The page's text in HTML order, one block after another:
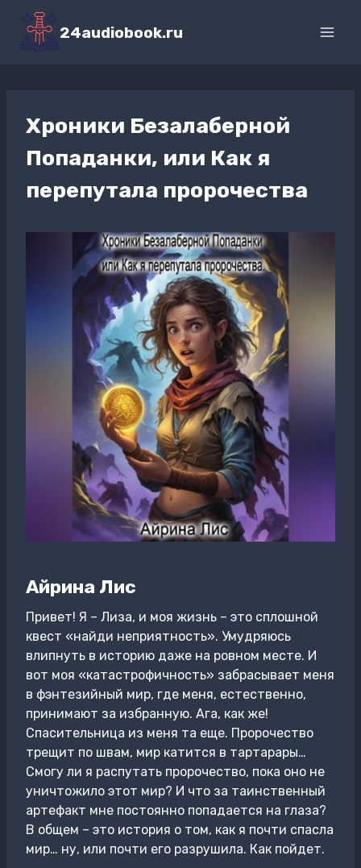
Перейти
содержимому
24audiobook.ru
Хроники Безалаберной
Попаданки, или Как я
перепутала пророчества
Айрина Лис
Привет! Я – Лиза, и моя жизнь – это сплошной
квест «найди неприятность». Умудряюсь
влипнуть в историю даже на ровном месте. И
вот моя «катастрофичность» забрасывает меня
в фэнтезийный мир, где меня, естественно,
принимают за избранную. Ага, как же!
Спасительница из меня та еще. Пророчество
трещит по швам, мир катится в тартарары…
Смогу ли я распутать пророчество, пока оно не
уничтожило этот мир? И что за таинственный
артефакт мне постоянно попадается на глаза?
В общем – это история о том, как я почти спасла
мир… ну, или почти его разрушила. Как пойдет.